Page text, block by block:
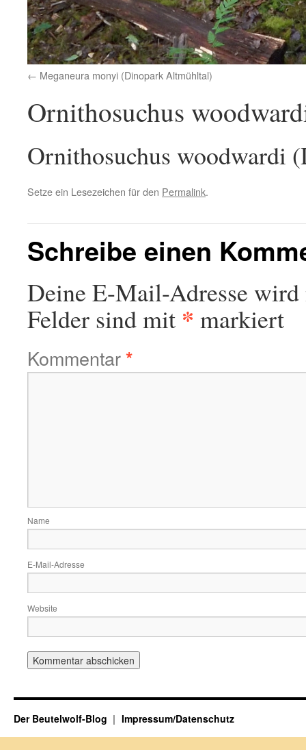
Meganeura monyi (Dinopark Altmühltal)
Ornithosuchus
Ornithosuchus woodwardi
Setze ein Lesezeichen für den Permalink.
Schreibe einen
Deine E-Mail-Adresse
Felder sind mit * markiert
Kommentar*
Name
E-Mail-Adresse
Website
Der Beutelwolf-Blog Impressum/Datenschutz